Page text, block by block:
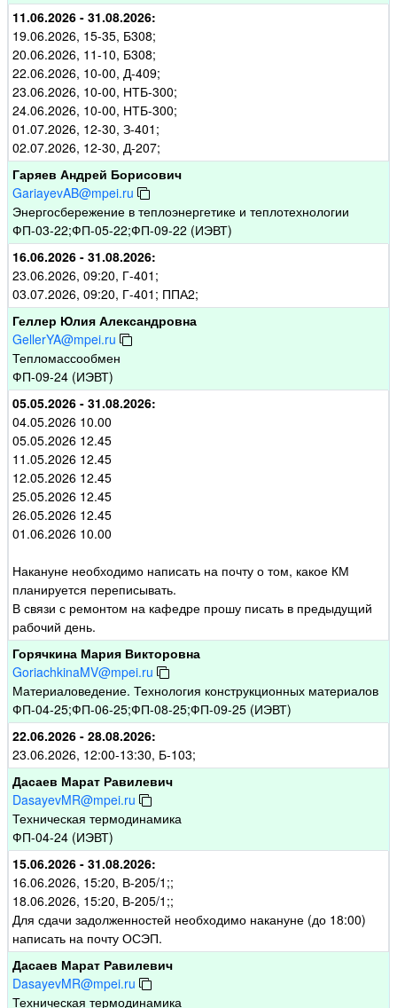
11.06.2026 - 31.08.2026:
19.06.2026, 15-35, Б308;
20.06.2026, 11-10, Б308;
22.06.2026, 10-00, Д-409;
23.06.2026, 10-00, НТБ-300;
24.06.2026, 10-00, НТБ-300;
01.07.2026, 12-30, З-401;
02.07.2026, 12-30, Д-207;
Гаряев Андрей Борисович
GariayevAB@mpei.ru
Энергосбережение в теплоэнергетике и теплотехнологии
ФП-03-22;ФП-05-22;ФП-09-22 (ИЭВТ)
16.06.2026 - 31.08.2026:
23.06.2026, 09:20, Г-401;
03.07.2026, 09:20, Г-401; ППА2;
Геллер Юлия Александровна
GellerYA@mpei.ru
Тепломассообмен
ФП-09-24 (ИЭВТ)
05.05.2026 - 31.08.2026:
04.05.2026 10.00
05.05.2026 12.45
11.05.2026 12.45
12.05.2026 12.45
25.05.2026 12.45
26.05.2026 12.45
01.06.2026 10.00
Накануне необходимо написать на почту о том, какое КМ
планируется переписывать.
В связи с ремонтом на кафедре прошу писать в предыдущий
рабочий день.
Горячкина Мария Викторовна
GoriachkinaMV@mpei.ru
Материаловедение. Технология конструкционных материалов
ФП-04-25;ФП-06-25;ФП-08-25;ФП-09-25 (ИЭВТ)
22.06.2026 - 28.08.2026:
23.06.2026, 12:00-13:30, Б-103;
Дасаев Марат Равилевич
DasayevMR@mpei.ru
Техническая термодинамика
ФП-04-24 (ИЭВТ)
15.06.2026 - 31.08.2026:
16.06.2026, 15:20, В-205/1;;
18.06.2026, 15:20, В-205/1;;
Для сдачи задолженностей необходимо накануне (до 18:00)
написать на почту ОСЭП.
Дасаев Марат Равилевич
DasayevMR@mpei.ru
Техническая термодинамика